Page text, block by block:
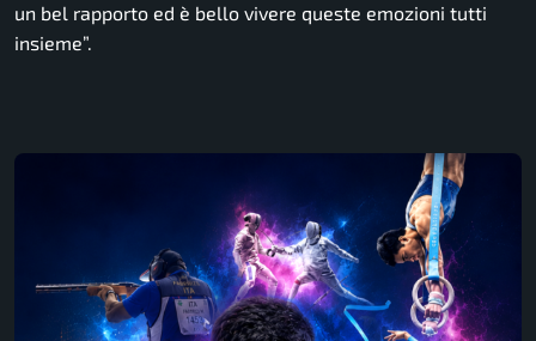
un bel rapporto ed è bello vivere queste emozioni tutti
insieme”.